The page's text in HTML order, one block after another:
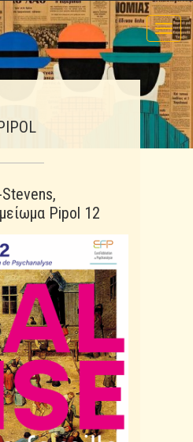
Pipol 12